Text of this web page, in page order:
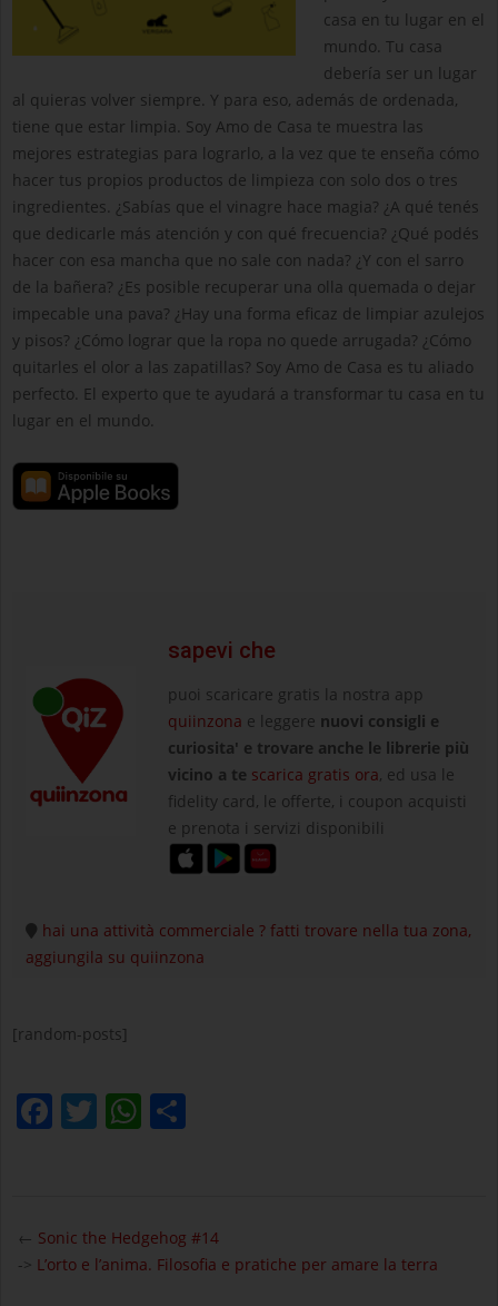
casa en tu lugar en el
mundo. Tu casa
debería ser un lugar
al quieras volver siempre. Y para eso, además de ordenada,
tiene que estar limpia. Soy Amo de Casa te muestra las
mejores estrategias para lograrlo, a la vez que te enseña cómo
hacer tus propios productos de limpieza con solo dos o tres
ingredientes. ¿Sabías que el vinagre hace magia? ¿A qué tenés
que dedicarle más atención y con qué frecuencia? ¿Qué podés
hacer con esa mancha que no sale con nada? ¿Y con el sarro
de la bañera? ¿Es posible recuperar una olla quemada o dejar
impecable una pava? ¿Hay una forma eficaz de limpiar azulejos
y pisos? ¿Cómo lograr que la ropa no quede arrugada? ¿Cómo
quitarles el olor a las zapatillas? Soy Amo de Casa es tu aliado
perfecto. El experto que te ayudará a transformar tu casa en tu
lugar en el mundo.
sapevi che
puoi scaricare gratis la nostra app
quiinzona e leggere nuovi consigli e
curiosita' e trovare anche le librerie più
vicino a te scarica gratis ora, ed usa le
fidelity card, le offerte, i coupon acquisti
e prenota i servizi disponibili
hai una attività commerciale ? fatti trovare nella tua zona,
aggiungila su quiinzona
[random-posts]
Facebook
TwitterWhatsApp
02-
06
← Sonic the Hedgehog #14
-> L’orto e l’anima. Filosofia e pratiche per amare la terra